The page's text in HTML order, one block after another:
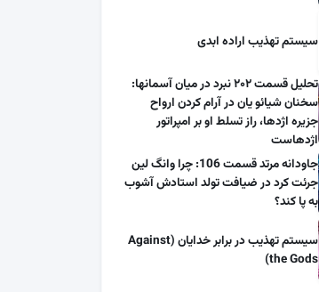
سیستم تهذیب اراده ابدی
تحلیل قسمت ۲۰۲ نبرد در میان آسمانها:
سخنان شیائو یان در آرام کردن ارواح
جزیره اژدها، راز تسلط او بر امپراتور
اژدهاست
جاودانه مرتد قسمت 106: چرا وانگ لین
جرئت کرد در ضیافت تولد استادش آشوب
به پا کند؟
سیستم تهذیب در برابر خدایان (Against
the Gods)